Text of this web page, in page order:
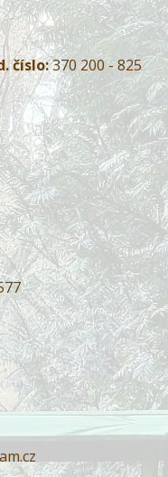
číslo:370 200 - 825